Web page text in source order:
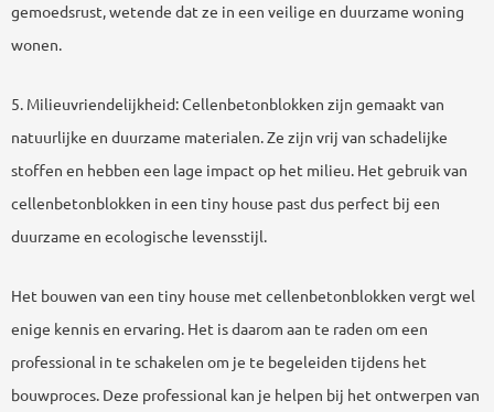
gemoedsrust, wetende dat ze in een veilige en duurzame woning
wonen.
5. Milieuvriendelijkheid: Cellenbetonblokken zijn gemaakt van
natuurlijke en duurzame materialen. Ze zijn vrij van schadelijke
stoffen en hebben een lage impact op het milieu. Het gebruik van
cellenbetonblokken in een tiny house past dus perfect bij een
duurzame en ecologische levensstijl.
Het bouwen van een tiny house met cellenbetonblokken vergt wel
enige kennis en ervaring. Het is daarom aan te raden om een
professional in te schakelen om je te begeleiden tijdens het
bouwproces. Deze professional kan je helpen bij het ontwerpen van